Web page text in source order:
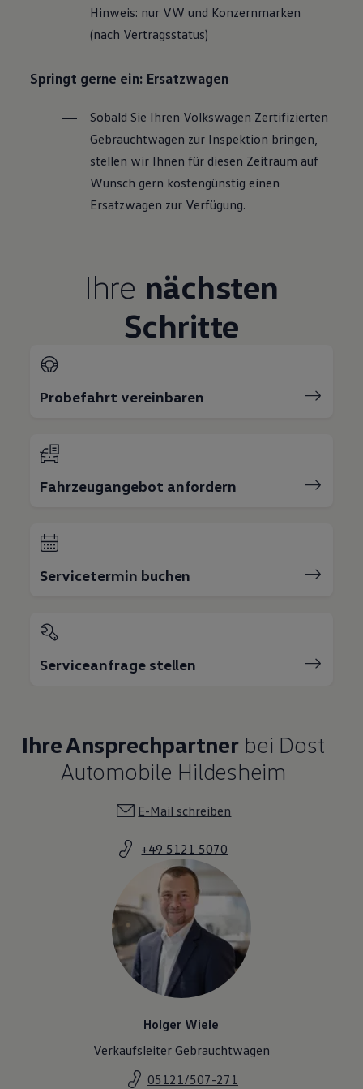
Hinweis: nur VW und Konzernmarken
(nach Vertragsstatus)
Springt gerne ein: Ersatzwagen
Sobald Sie Ihren Volkswagen Zertifizierten
Gebrauchtwagen zur Inspektion bringen,
stellen wir Ihnen für diesen Zeitraum auf
Wunsch gern kostengünstig einen
Ersatzwagen zur Verfügung.
Ihre nächsten
Schritte
Probefahrt vereinbaren
Fahrzeugangebot anfordern
Servicetermin buchen
Serviceanfrage stellen
Ihre Ansprechpartnerbei Dost
Automobile Hildesheim
E-Mail schreiben
+49 5121 5070
Holger Wiele
Verkaufsleiter Gebrauchtwagen
05121/507-271